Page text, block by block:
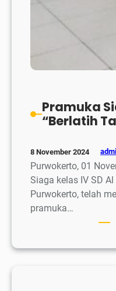
Pramuka
“Berlatih
8 November 2024
Purwokerto, 01
Siaga kelas IV SD
Purwokerto, telah
pramuka…